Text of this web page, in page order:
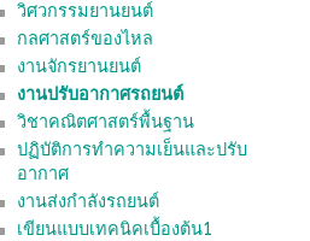
วิศวกรรมยานยนต์
กลศาสตร์ของไหล
งานจักรยานยนต์
งานปรับอากาศรถยนต์
วิชาคณิตศาสตร์พื้นฐาน
ปฏิบัติการทำความเย็นและปรับ
อากาศ
งานส่งกำลังรถยนต์
เขียนแบบเทคนิคเบื้องต้น1